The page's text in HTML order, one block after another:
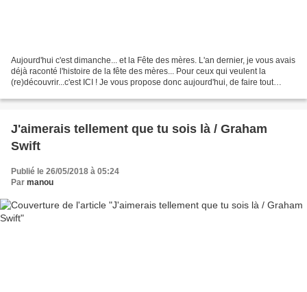
Aujourd'hui c'est dimanche... et la Fête des mères. L'an dernier, je vous avais
déjà raconté l'histoire de la fête des mères... Pour ceux qui veulent la
(re)découvrir...c'est ICI ! Je vous propose donc aujourd'hui, de faire tout
J'aimerais tellement que tu sois là / Graham
Swift
Publié le 26/05/2018 à 05:24
Par manou